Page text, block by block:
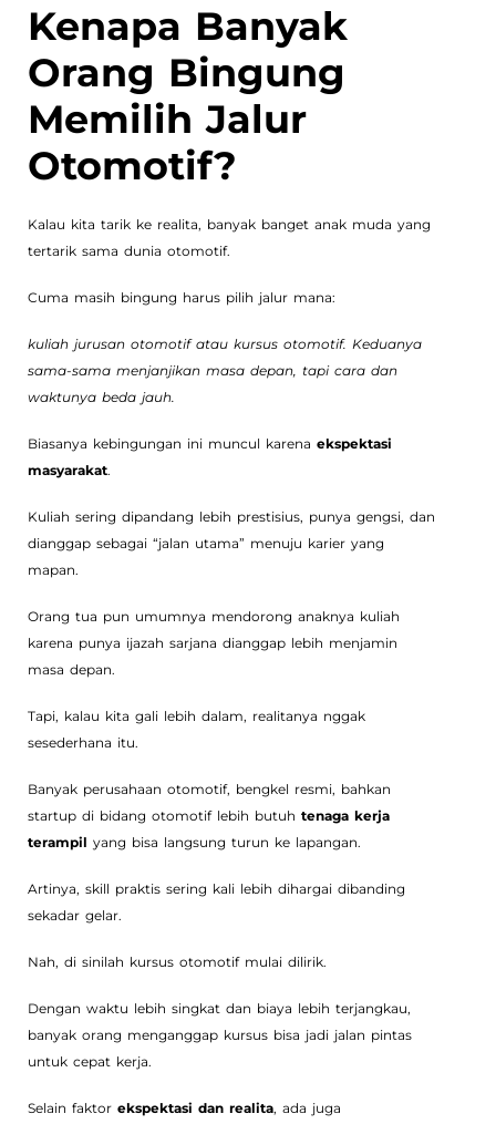
Kenapa Banyak
Orang Bingung
Memilih Jalur
Otomotif?
Kalau kita tarik ke realita, banyak banget anak muda yang
tertarik sama dunia otomotif.
Cuma masih bingung harus pilih jalur mana:
kuliah jurusan otomotif atau kursus otomotif. Keduanya
sama-sama menjanjikan masa depan, tapi cara dan
waktunya beda jauh.
Biasanya kebingungan ini muncul karena ekspektasi
masyarakat.
Kuliah sering dipandang lebih prestisius, punya gengsi, dan
dianggap sebagai “jalan utama” menuju karier yang
mapan.
Orang tua pun umumnya mendorong anaknya kuliah
karena punya ijazah sarjana dianggap lebih menjamin
masa depan.
Tapi, kalau kita gali lebih dalam, realitanya nggak
sesederhana itu.
Banyak perusahaan otomotif, bengkel resmi, bahkan
startup di bidang otomotif lebih butuh tenaga kerja
terampil yang bisa langsung turun ke lapangan.
Artinya, skill praktis sering kali lebih dihargai dibanding
sekadar gelar.
Nah, di sinilah kursus otomotif mulai dilirik.
Dengan waktu lebih singkat dan biaya lebih terjangkau,
banyak orang menganggap kursus bisa jadi jalan pintas
untuk cepat kerja.
Selain faktor ekspektasi dan realita, ada juga